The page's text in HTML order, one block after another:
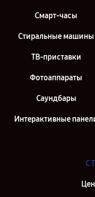
Смарт-часы
Стиральные машины
ТВ-приставки
Фотоаппараты
Саундбары
Интерактивные